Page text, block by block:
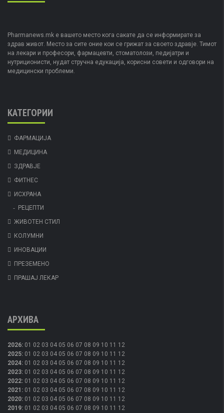
Pharmanews.mk е вашето место кога сакате да се информирате за
здрав живот. Место за сите оние кои се грижат за своето здравје. Тимот
на лекари и професори, фармацевти, стоматолози, педијатри и
нутриционисти, нудат стручна едукација, корисни совети и одговори на
медицински проблеми.
КАТЕГОРИИ
ФАРМАЦИЈА
МЕДИЦИНА
ЗДРАВЈЕ
ФИТНЕС
ИСХРАНА
РЕЦЕПТИ
ЖИВОТЕН СТИЛ
КОЛУМНИ
ИНОВАЦИИ
ПРЕЗЕМЕНО
ПРАШАЈ ЛЕКАР
АРХИВА
2026: 01 02 03 04 05 06 07 08 09 10 11 12
2025: 01 02 03 04 05 06 07 08 09 10 11 12
2024: 01 02 03 04 05 06 07 08 09 10 11 12
2023: 01 02 03 04 05 06 07 08 09 10 11 12
2022: 01 02 03 04 05 06 07 08 09 10 11 12
2021 : 01 02 03 04 05 06 07 08 09 10 11 12
2020: 01 02 03 04 05 06 07 08 09 10 11 12
2019: 01 02 03 04 05 06 07 08 09 10 11 12